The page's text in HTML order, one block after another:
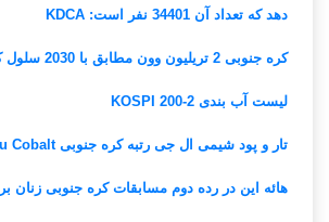
دهد که تعداد آن 34401 نفر است: KDCA
کره جنوبی 2 تریلیون وون مطابق با 2030 سلول کشت شده
لیست آب بندی KOSPI 200-2
تار و پود شیمی ال جی رتبه کره جنوبی Huayou Cobalt چین
هائه این در رده دوم مسابقات کره جنوبی زنان